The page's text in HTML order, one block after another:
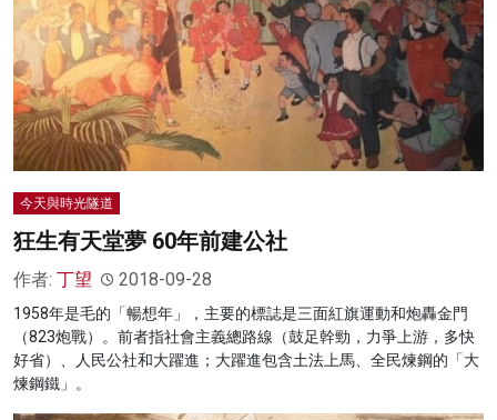
今天與時光隧道
狂生有天堂夢 60年前建公社
作者: 丁望 2018-09-28
1958年是毛的「暢想年」，主要的標誌是三面紅旗運動和炮轟金門
（823炮戰）。前者指社會主義總路線（鼓足幹勁，力爭上游，多快
好省）、人民公社和大躍進；大躍進包含土法上馬、全民煉鋼的「大
煉鋼鐵」。